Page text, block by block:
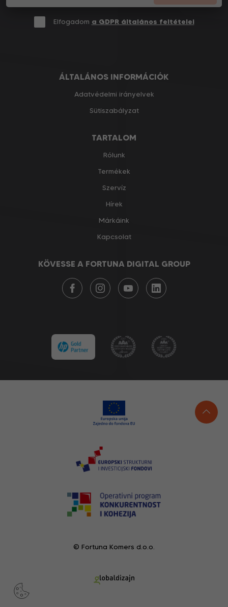
Elfogadom a GDPR általános feltételei
ÁLTALÁNOS INFORMÁCIÓK
Adatvédelmi irányelvek
Sütiszabályzat
TARTALOM
Rólunk
Termékek
Szervíz
Hírek
Márkáink
Kapcsolat
KÖVESSE A FORTUNA DIGITAL GROUP
© Fortuna Komers d.o.o.